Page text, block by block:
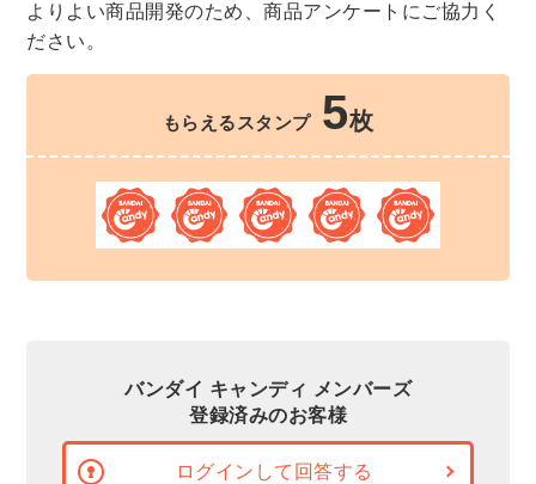
よりよい商品開発のため、商品アンケートにご協力く
ださい。
もらえるスタンプ 5枚
バンダイ キャンディ メンバーズ
登録済みのお客様
ログインして回答する